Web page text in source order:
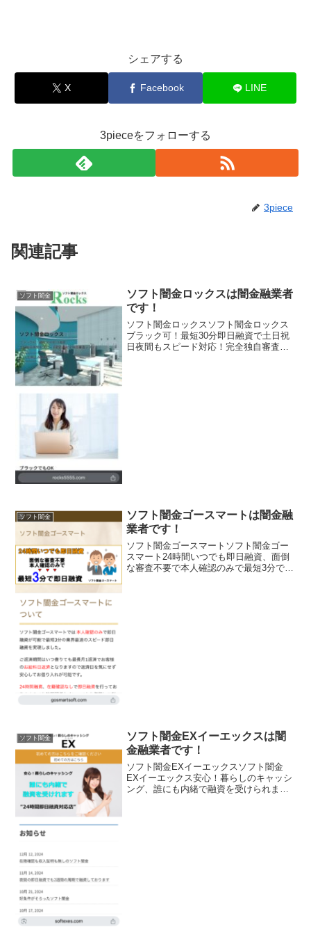
シェアする
X Facebook LINE
3pieceをフォローする
3piece
関連記事
ソフト闇金
ソフト闇金ロックスは闇金融業者
です！
ソフト闇金ロックスソフト闇金ロックス
ブラック可！最短30分即日融資で土日祝
日夜間もスピード対応！完全独自審査シ
ソフト闇金
ソフト闇金ゴースマートは闇金融
業者です！
ソフト闇金ゴースマートソフト闇金ゴー
スマート24時間いつでも即日融資、面倒
な審査不要で本人確認のみで最短3分で融
ソフト闇金
ソフト闇金EXイーエックスは闇
金融業者です！
ソフト闇金EXイーエックスソフト闇金
EXイーエックス安心！暮らしのキャッシ
ング、誰にも内緒で融資を受けられま